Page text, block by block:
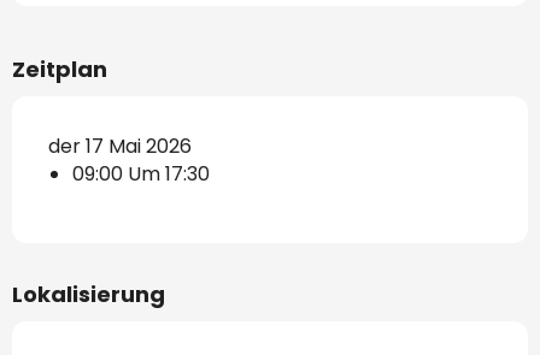
Zeitplan
der 17 Mai 2026
09:00 Um 17:30
Lokalisierung